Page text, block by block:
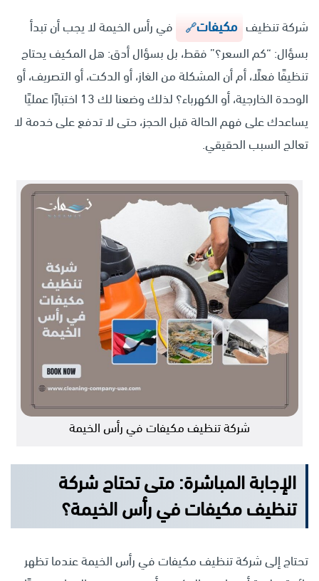
شركة تنظيف مكيفات
في رأس الخيمة لا يجب أن تبدأ
بسؤال: “كم السعر؟” فقط، بل بسؤال أدق: هل المكيف يحتاج
تنظيفًا فعلًا، أم أن المشكلة من الغاز، أو الدكت، أو التصريف، أو
الوحدة الخارجية، أو الكهرباء؟ لذلك وضعنا لك 13 اختبارًا عمليًا
يساعدك على فهم الحالة قبل الحجز، حتى لا تدفع على خدمة لا
تعالج السبب الحقيقي.
شركة تنظيف مكيفات في رأس الخيمة
الإجابة المباشرة: متى تحتاج شركة
تنظيف مكيفات في رأس الخيمة؟
تحتاج إلى شركة تنظيف مكيفات في رأس الخيمة عندما تظهر